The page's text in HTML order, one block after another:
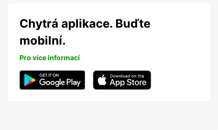
Chytrá aplikace. Buďte
mobilní.
Pro více informací